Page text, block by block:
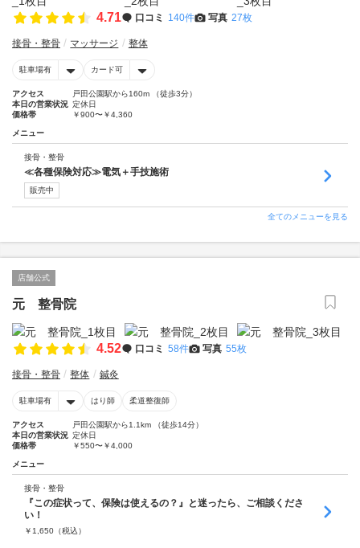
4.71 口コミ 140件 写真 27枚
接骨・整骨 マッサージ 整体
駐車場有 カード可
アクセス
戸田公園駅から160m （徒歩3分）
本日の営業状況 定休日
価格帯
￥900〜￥4,360
メニュー
接骨・整骨
≪各種保険対応≫電気＋手技施術
販売中
全てのメニューを見る
店舗公式
元 整骨院
4.52 口コミ 58件 写真 55枚
接骨・整骨 整体 鍼灸
駐車場有 はり師 柔道整復師
アクセス
戸田公園駅から1.1km （徒歩14分）
本日の営業状況 定休日
価格帯
￥550〜￥4,000
メニュー
接骨・整骨
『この症状って、保険は使えるの？』と迷ったら、ご相談くださ
い！
￥ 1,650 （税込）